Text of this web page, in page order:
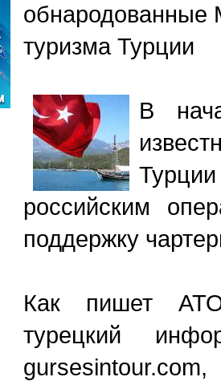
обнародованные
туризма Турции
В
российским
поддержку
Как пишет
турецкий